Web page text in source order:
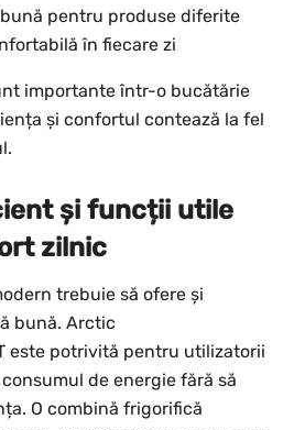
pentru produse diferite
în fiecare zi
importante într-o bucătărie
și confortul contează la fel
și funcții utile
zilnic
trebuie să ofere și
bună. Arctic
este potrivită pentru utilizatorii
de energie fără să
O combină frigorifică